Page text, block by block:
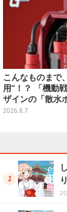
こんなものまで
用”！？ 「機動
ザインの「散水
予約開始ーあえ
2026.8.7